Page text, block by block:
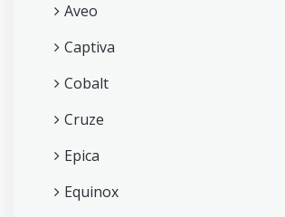
Aveo
Captiva
Cobalt
Cruze
Epica
Equinox